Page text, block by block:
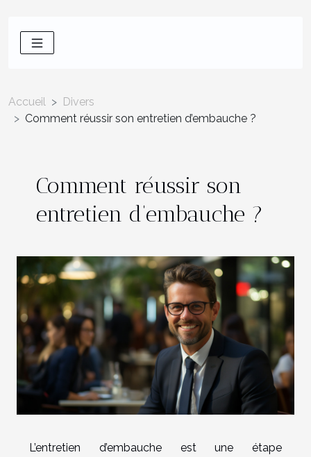
Accueil
Divers
Comment réussir son entretien d’embauche ?
Comment réussir son
entretien d’embauche ?
L’entretien d’embauche est une étape